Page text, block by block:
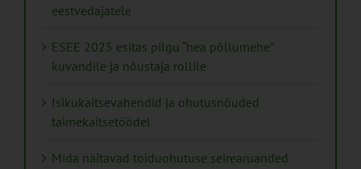
eestvedajatele
ESEE 2025 esitas pilgu “hea põllumehe”
kuvandile ja nõustaja rollile
Isikukaitsevahendid ja ohutusnõuded
taimekaitsetöödel
Mida näitavad toiduohutuse seirearuanded